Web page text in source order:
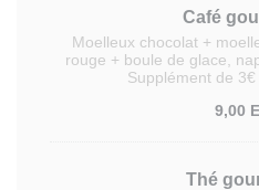
Café
Moelleux chocolat +
rouge + boule de glace,
Supplément de
9,00
Thé